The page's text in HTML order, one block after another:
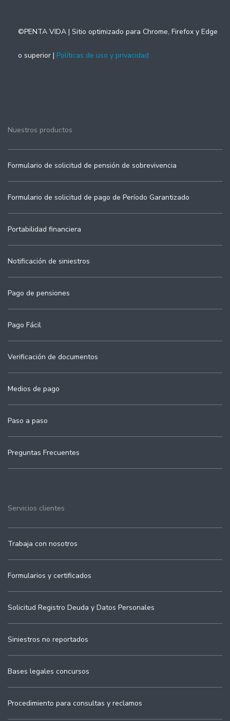
©PENTA VIDA | Sitio optimizado para Chrome, Firefox y Edge
o superior | Políticas de uso y privacidad
Nuestros productos
Formulario de solicitud de pensión de sobrevivencia
Formulario de solicitud de pago de Período Garantizado
Portabilidad financiera
Notificación de siniestros
Pago de pensiones
Pago Fácil
Verificación de documentos
Medios de pago
Paso a paso
Preguntas Frecuentes
Servicios clientes
Trabaja con nosotros
Formularios y certificados
Solicitud Registro Deuda y Datos Personales
Siniestros no reportados
Bases legales concursos
Procedimiento para consultas y reclamos